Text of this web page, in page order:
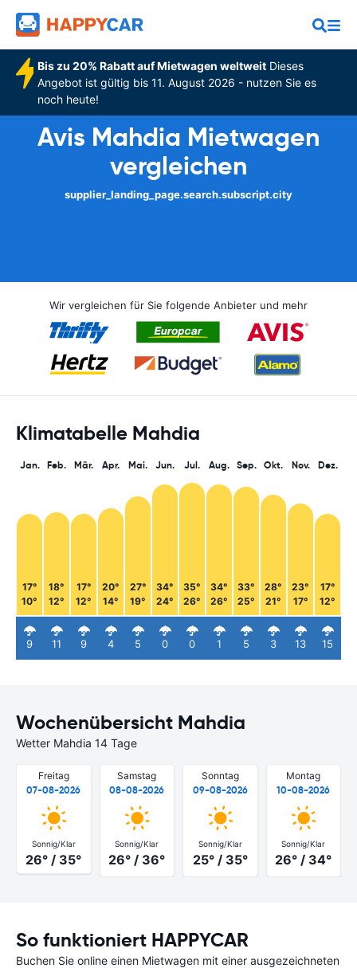
Bis zu 20% Rabatt auf Mietwagen weltweitDieses
Angebot ist gültig bis 11. August 2026 - nutzen Sie es
noch heute!
Avis Mahdia Mietwagen
vergleichen
supplier_landing_page.search.subscript.city
Wir vergleichen für Sie folgende Anbieter und mehr
Klimatabelle Mahdia
Jan.
17°
10°
9
Feb.
18°
12°
11
Mär.
17°
12°
9
Apr.
20°
14°
4
Mai.
27°
19°
5
Jun.
34°
24°
0
Jul.
35°
26°
0
Aug.
34°
26°
1
Sep.
33°
25°
5
Okt.
28°
21°
3
Nov.
23°
17°
13
Dez.
17°
12°
15
Wochenübersicht Mahdia
Wetter Mahdia 14 Tage
Freitag
07-08-2026
Sonnig/Klar
26° / 35°
Samstag
08-08-2026
Sonnig/Klar
26° / 36°
Sonntag
09-08-2026
Sonnig/Klar
25° / 35°
Montag
10-08-2026
Sonnig/Klar
26° / 34°
So funktioniert HAPPYCAR
Buchen Sie online einen Mietwagen mit einer ausgezeichneten